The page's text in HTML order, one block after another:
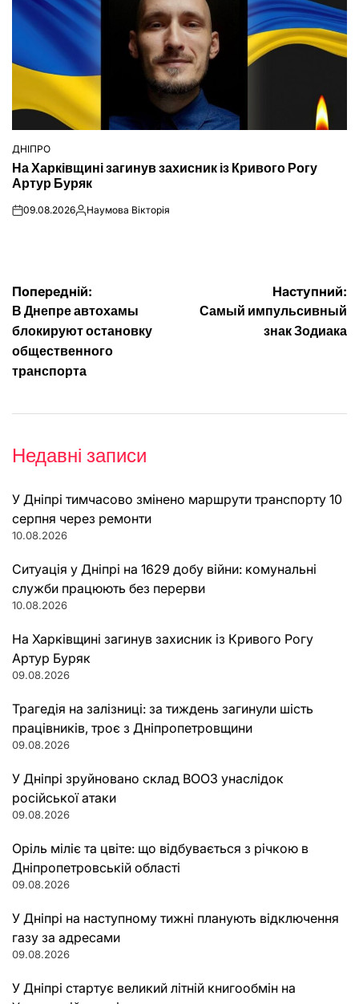
ОПУБЛІКУВАТИ
У
ДНІПРО
На Харківщині загинув захисник із Кривого Рогу
Артур Буряк
on09.08.2026Опубліковано
Наумова Вікторія
Навігація
записів
Попередній:
В Днепре автохамы
блокируют остановку
общественного
транспорта
Наступний:
Самый импульсивный
знак Зодиака
Недавні записи
У Дніпрі тимчасово змінено маршрути транспорту 10
серпня через ремонти
10.08.2026
Ситуація у Дніпрі на 1629 добу війни: комунальні
служби працюють без перерви
10.08.2026
На Харківщині загинув захисник із Кривого Рогу
Артур Буряк
09.08.2026
Трагедія на залізниці: за тиждень загинули шість
працівників, троє з Дніпропетровщини
09.08.2026
У Дніпрі зруйновано склад ВООЗ унаслідок
російської атаки
09.08.2026
Оріль міліє та цвіте: що відбувається з річкою в
Дніпропетровській області
09.08.2026
У Дніпрі на наступному тижні планують відключення
газу за адресами
09.08.2026
У Дніпрі стартує великий літній книгообмін на